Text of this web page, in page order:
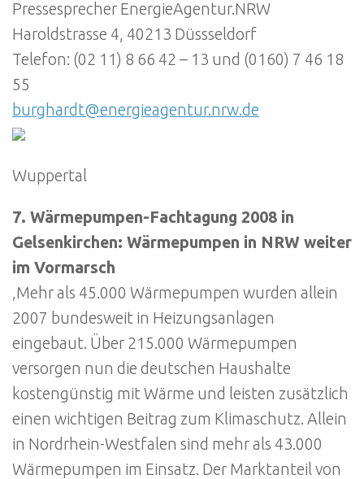
Pressesprecher EnergieAgentur.NRW
Haroldstrasse 4, 40213 Düssseldorf
Telefon: (02 11) 8 66 42 – 13 und (0160) 7 46 18
55
burghardt@energieagentur.nrw.de
Wuppertal
7. Wärmepumpen-Fachtagung 2008 in
Gelsenkirchen: Wärmepumpen in NRW weiter
im Vormarsch
‚Mehr als 45.000 Wärmepumpen wurden allein
2007 bundesweit in Heizungsanlagen
eingebaut. Über 215.000 Wärmepumpen
versorgen nun die deutschen Haushalte
kostengünstig mit Wärme und leisten zusätzlich
einen wichtigen Beitrag zum Klimaschutz. Allein
in Nordrhein-Westfalen sind mehr als 43.000
Wärmepumpen im Einsatz. Der Marktanteil von